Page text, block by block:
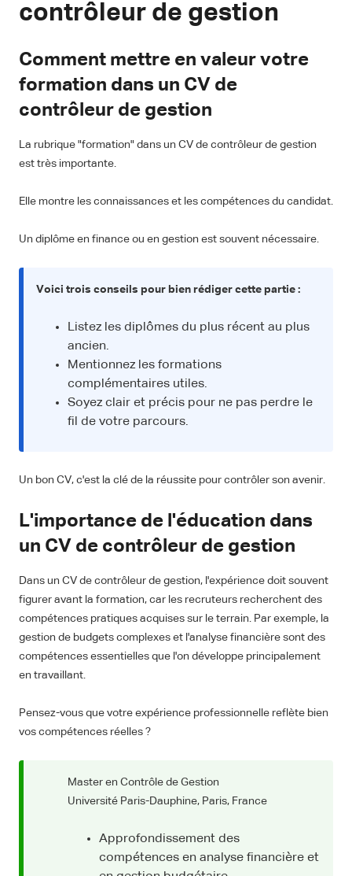
contrôleur de gestion
Comment mettre en valeur votre
formation dans un CV de
contrôleur de gestion
La rubrique "formation" dans un CV de contrôleur de gestion
est très importante.
Elle montre les connaissances et les compétences du candidat.
Un diplôme en finance ou en gestion est souvent nécessaire.
Voici trois conseils pour bien rédiger cette partie :
Listez les diplômes du plus récent au plus
ancien.
Mentionnez les formations
complémentaires utiles.
Soyez clair et précis pour ne pas perdre le
fil de votre parcours.
Un bon CV, c'est la clé de la réussite pour contrôler son avenir.
L'importance de l'éducation dans
un CV de contrôleur de gestion
Dans un CV de contrôleur de gestion, l'expérience doit souvent
figurer avant la formation, car les recruteurs recherchent des
compétences pratiques acquises sur le terrain. Par exemple, la
gestion de budgets complexes et l'analyse financière sont des
compétences essentielles que l'on développe principalement
en travaillant.
Pensez-vous que votre expérience professionnelle reflète bien
vos compétences réelles ?
Master en Contrôle de Gestion
Université Paris-Dauphine, Paris, France
Approfondissement des
compétences en analyse financière et